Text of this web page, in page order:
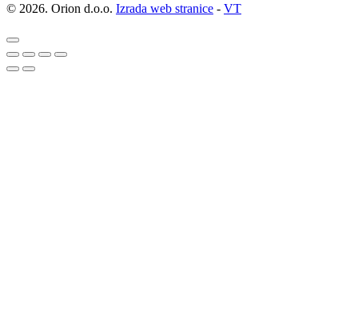
© 2026. Orion d.o.o. Izrada web stranice - VT